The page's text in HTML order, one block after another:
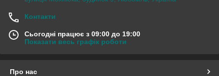
Контакти
Сьогодні працює з 09:00 до 19:00
Показати весь графік роботи
Про нас